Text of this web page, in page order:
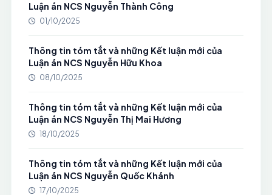
Luận án NCS Nguyễn Thành Công
01/10/2025
Thông tin tóm tắt và những Kết luận mới của
Luận án NCS Nguyễn Hữu Khoa
08/10/2025
Thông tin tóm tắt và những Kết luận mới của
Luận án NCS Nguyễn Thị Mai Hương
18/10/2025
Thông tin tóm tắt và những Kết luận mới của
Luận án NCS Nguyễn Quốc Khánh
17/10/2025